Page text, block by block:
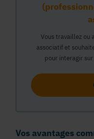
Vous travaillez ou
associatif et
pour interagir
Vos avantages